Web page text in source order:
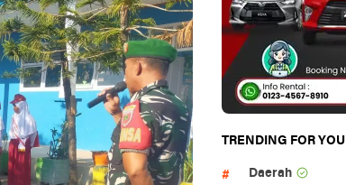
TRENDING FOR YOU
Daerah